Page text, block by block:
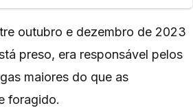
outubro e dezembro de 2023
preso, era responsável pelos
maiores do que as
foragido.